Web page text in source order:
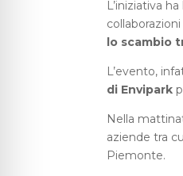
L’iniziativa
lo scambio
L’evento,
di Envipark
Nella
aziende tra
Piemonte.